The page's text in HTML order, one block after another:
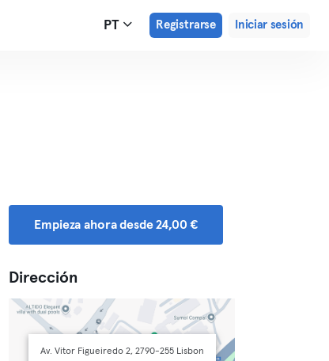
PT Registrarse Iniciar sesión
Empieza ahora desde 24,00 €
Dirección
Av. Vitor Figueiredo 2, 2790-255 Lisbon